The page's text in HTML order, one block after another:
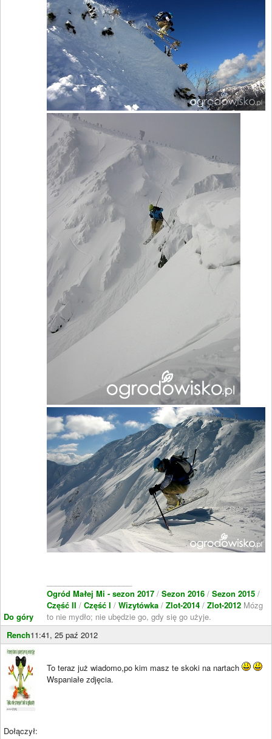
Do góry
Ogród Małej Mi - sezon 2017 / Sezon 2016 / Sezon 2015 /
Część II / Część I / Wizytówka / Zlot-2014 / Zlot-2012 Mózg
to nie mydło; nie ubędzie go, gdy się go użyje.
Rench11:41, 25 paź 2012
Dołączył:
To teraz już wiadomo,po kim masz te skoki na nartach
Wspaniałe zdjęcia.